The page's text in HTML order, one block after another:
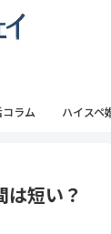
ラム ハイスペ
短い？